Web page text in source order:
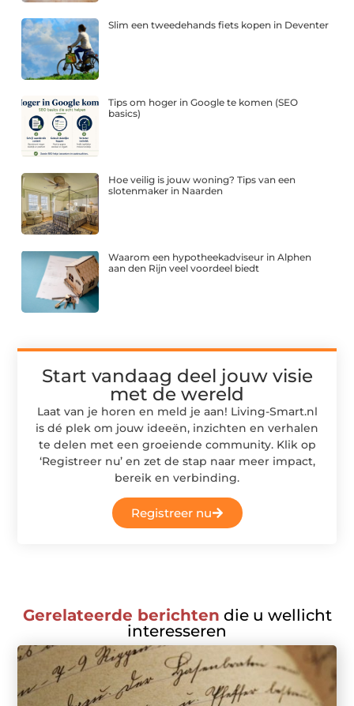
Slim een tweedehands fiets kopen in Deventer
Tips om hoger in Google te komen (SEO
basics)
Hoe veilig is jouw woning? Tips van een
slotenmaker in Naarden
Waarom een hypotheekadviseur in Alphen
aan den Rijn veel voordeel biedt
Start vandaag deel jouw visie
met de wereld
Laat van je horen en meld je aan! Living-Smart.nl
is dé plek om jouw ideeën, inzichten en verhalen
te delen met een groeiende community. Klik op
‘Registreer nu’ en zet de stap naar meer impact,
bereik en verbinding.
Registreer nu
Gerelateerde berichten die u wellicht
interesseren